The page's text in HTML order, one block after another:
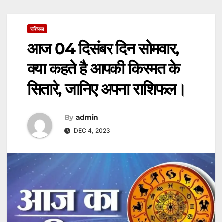
राशिफल
आज 04 दिसंबर दिन सोमवार,
क्या कहते है आपकी किस्मत के
सितारे, जानिए अपना राशिफल।
By admin
DEC 4, 2023